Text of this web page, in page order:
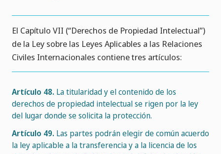
El Capítulo VII (“Derechos de Propiedad Intelectual”)
de la Ley sobre las Leyes Aplicables a las Relaciones
Civiles Internacionales contiene tres artículos:
Artículo 48. La titularidad y el contenido de los
derechos de propiedad intelectual se rigen por la ley
del lugar donde se solicita la protección.
Artículo 49. Las partes podrán elegir de común acuerdo
la ley aplicable a la transferencia y a la licencia de los